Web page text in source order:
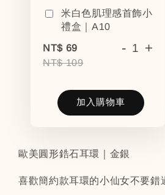
米白色肌理感首飾小
禮盒｜A10
NT$ 69
NT$ 109
- +
加入購物車
歐美圓形鋯石耳環｜金銀
喜歡簡約款耳環的小仙女不要錯